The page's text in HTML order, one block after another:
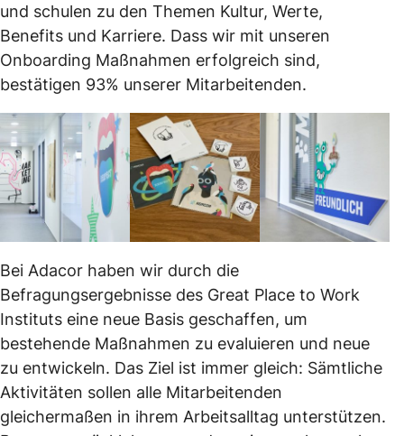
und schulen zu den Themen Kultur, Werte,
Benefits und Karriere. Dass wir mit unseren
Onboarding Maßnahmen erfolgreich sind,
bestätigen 93% unserer Mitarbeitenden.
Bei Adacor haben wir durch die
Befragungsergebnisse des Great Place to Work
Instituts eine neue Basis geschaffen, um
bestehende Maßnahmen zu evaluieren und neue
zu entwickeln. Das Ziel ist immer gleich: Sämtliche
Aktivitäten sollen alle Mitarbeitenden
gleichermaßen in ihrem Arbeitsalltag unterstützen.